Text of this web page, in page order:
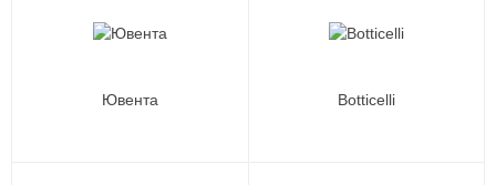
Ювента Botticelli